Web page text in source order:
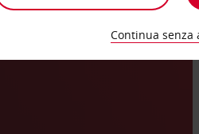
Continua senza